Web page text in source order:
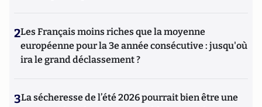
2Les Français moins riches que la moyenne
européenne pour la 3e année consécutive : jusqu'où
ira le grand déclassement ?
3La sécheresse de l’été 2026 pourrait bien être une